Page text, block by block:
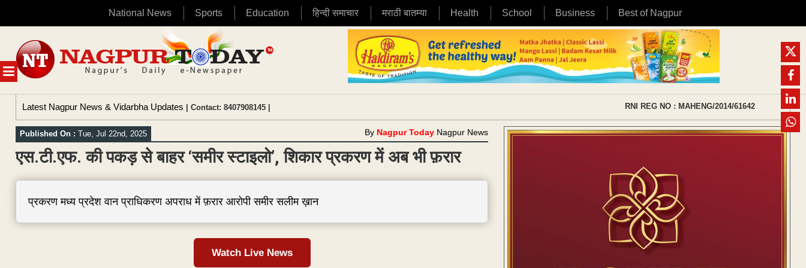
National News Sports Education हिन्दी समाचार मराठी बातम्या Health School Business Best of Nagpur
MENU
content
Latest Nagpur News & Vidarbha Updates | Contact: 8407908145 | RNI REG NO : MAHENG/2014/61642
Published On : Tue, Jul 22nd, 2025 By Nagpur Today Nagpur News
एस.टी.एफ. की पकड़ से बाहर ‘समीर स्टाइलो’, शिकार प्रकरण में अब भी फ़रार
प्रकरण मध्य प्रदेश वान प्राधिकरण अपराध में फ़रार आरोपी समीर सलीम ख़ान
Watch Live News